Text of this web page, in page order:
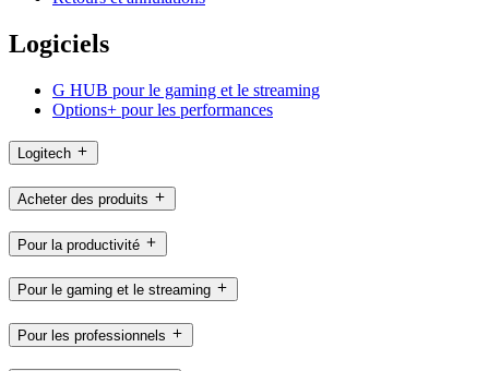
Logiciels
G HUB pour le gaming et le streaming
Options+ pour les performances
Logitech
Acheter des produits
Pour la productivité
Pour le gaming et le streaming
Pour les professionnels